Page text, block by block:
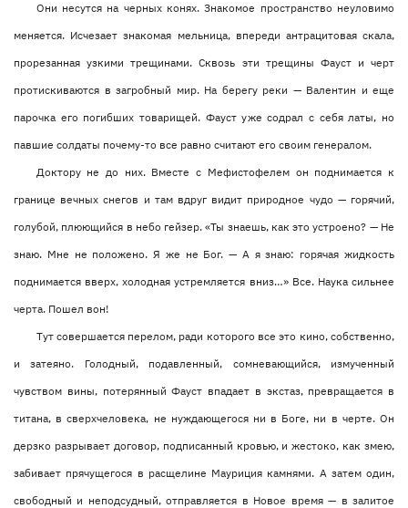
Они несутся на черных конях. Знакомое пространство неуловимо
меняется. Исчезает знакомая мельница, впереди антрацитовая скала,
прорезанная узкими трещинами. Сквозь эти трещины Фауст и черт
протискиваются в загробный мир. На берегу реки — Валентин и еще
парочка его погибших товарищей. Фауст уже содрал с себя латы, но
павшие солдаты почему-то все равно считают его своим генералом.
Доктору не до них. Вместе с Мефистофелем он поднимается к
границе вечных снегов и там вдруг видит природное чудо — горячий,
голубой, плюющийся в небо гейзер. «Ты знаешь, как это устроено? — Не
знаю. Мне не положено. Я же не Бог. — А я знаю: горячая жидкость
поднимается вверх, холодная устремляется вниз…» Все. Наука сильнее
черта. Пошел вон!
Тут совершается перелом, ради которого все это кино, собственно,
и затеяно. Голодный, подавленный, сомневающийся, измученный
чувством вины, потерянный Фауст впадает в экстаз, превращается в
титана, в сверхчеловека, не нуждающегося ни в Боге, ни в черте. Он
дерзко разрывает договор, подписанный кровью, и жестоко, как змею,
забивает прячущегося в расщелине Мауриция камнями. А затем один,
свободный и неподсудный, отправляется в Новое время — в залитое